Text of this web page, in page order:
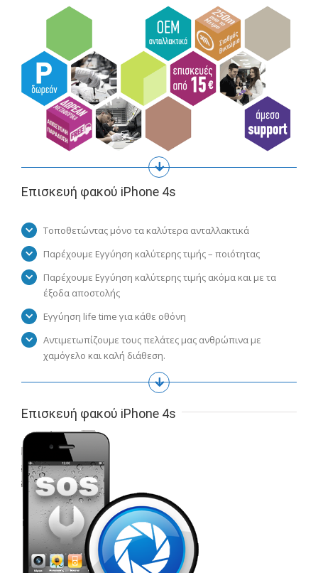
Επισκευή φακού iPhone 4s
Τοποθετώντας μόνο τα καλύτερα ανταλλακτικά
Παρέχουμε Εγγύηση καλύτερης τιμής – ποιότητας
Παρέχουμε Εγγύηση καλύτερης τιμής ακόμα και με τα
έξοδα αποστολής
Εγγύηση life time για κάθε οθόνη
Αντιμετωπίζουμε τους πελάτες μας ανθρώπινα με
χαμόγελο και καλή διάθεση.
Επισκευή φακού iPhone 4s